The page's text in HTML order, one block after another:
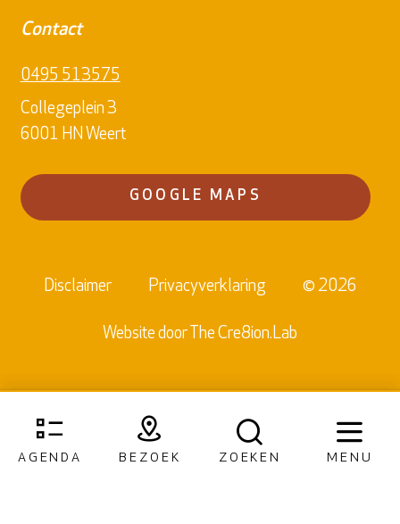
AGENDA BEZOEK ZOEKEN MENU
Contact
0495 513575
Collegeplein 3
6001 HN Weert
GOOGLE MAPS
Disclaimer Privacyverklaring © 2026
Website door The Cre8ion.Lab